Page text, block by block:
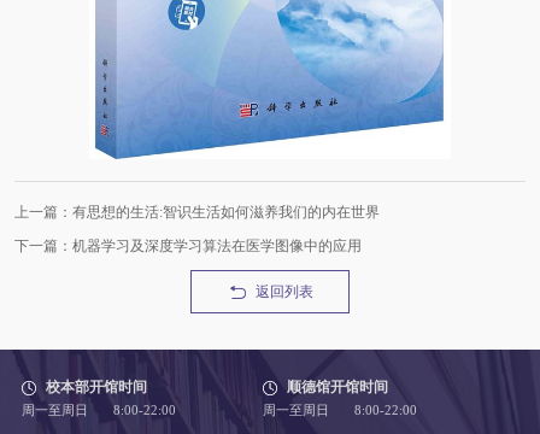
上一篇：有思想的生活:智识生活如何滋养我们的内在世界
下一篇：机器学习及深度学习算法在医学图像中的应用
返回列表
校本部开馆时间
周一至周日 8:00-22:00
顺德馆开馆时间
周一至周日 8:00-22:00